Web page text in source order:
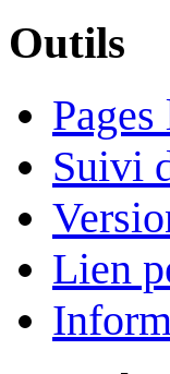
Outils
Pages
Suivi
Lien